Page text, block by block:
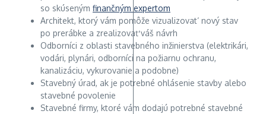
so skúseným finančným expertom
Architekt, ktorý vám pomôže vizualizovat‘ nový stav
po prerábke a zrealizovať váš návrh
Odborníci z oblasti stavebného inžinierstva (elektrikári,
vodári, plynári, odborníci na požiarnu ochranu,
kanalizáciu, vykurovanie a podobne)
Stavebný úrad, ak je potrebné ohlásenie stavby alebo
stavebné povolenie
Stavebné firmy, ktoré vám dodajú potrebné stavebné